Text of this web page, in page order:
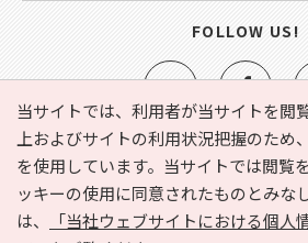
当サイトでは、利用者が当サイトを閲
上およびサイトの利用状況把握のため
を使用しています。当サイトでは閲覧
ッキーの使用に同意されたものとみな
は、
「当社ウェブサイトにおける個人
e-NAVITA（イーナビタ）とは？ お気
利用規約
個人情報の取り扱いについ
サイトマップ
広告掲載に関する
FOLLOW US!